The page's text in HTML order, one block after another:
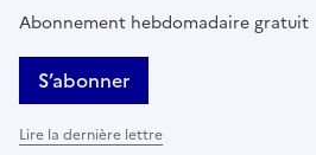
Abonnement hebdomadaire gratuit
S’abonner
Lire la dernière lettre